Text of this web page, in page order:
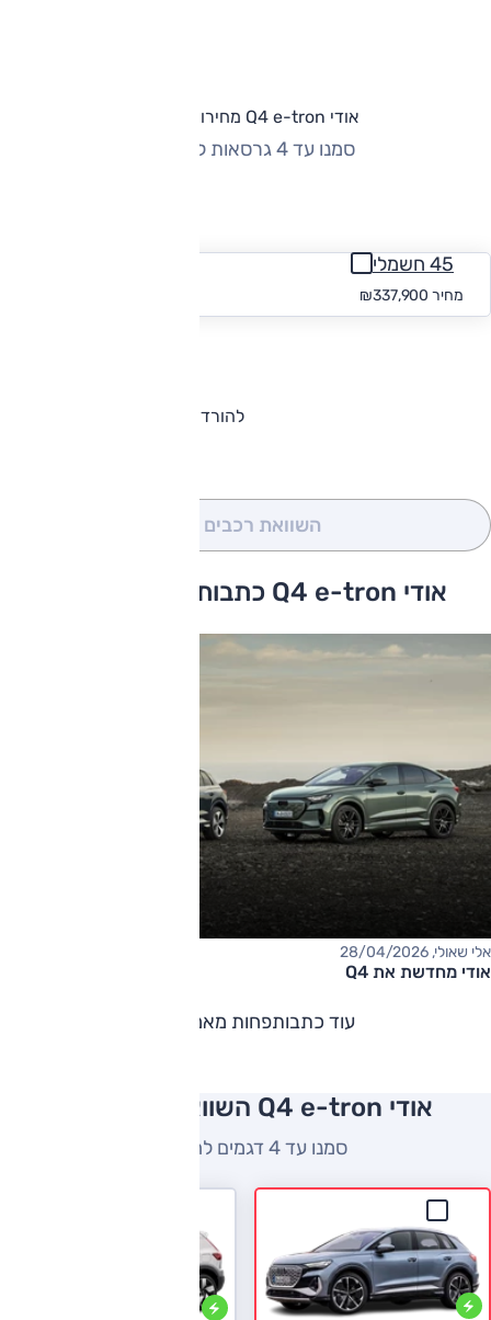
אודי Q4 e-tron מחירון וגרסאות
סמנו עד 4 גרסאות להשוואה
45 חשמלי
מחיר
להורדת קטלוג אודי Q4 e-tron
השוואת רכבים
אודי Q4 e-tron כתבות ומבחני דרכים
אלי שאולי, 28/04/2026
אודי מחדשת את Q4
עוד כתבותפחות מאמרים
אודי Q4 e-tron השוואה למתחרים
סמנו עד 4 דגמים להשוואה